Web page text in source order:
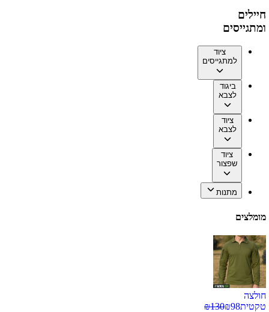
חיילים
ומתגייסים
ציוד
למתגייסים
ביגוד
לצבא
ציוד
לצבא
ציוד
שפצור
מתנות
מומלצים
חולצה
טקטית
₪98
₪130